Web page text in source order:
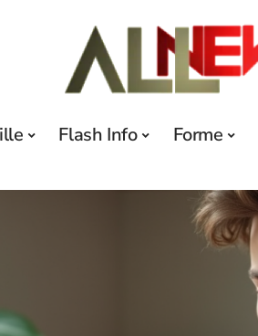
Flash Info Forme